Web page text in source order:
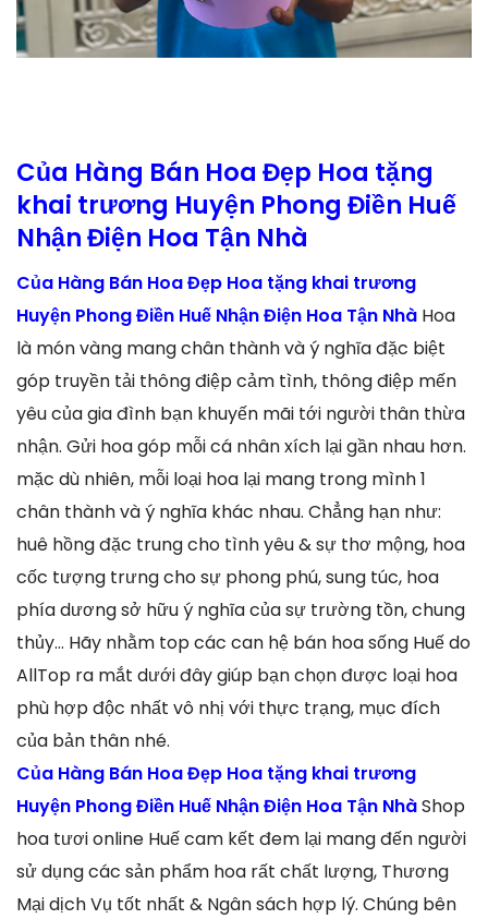
Của Hàng Bán Hoa Đẹp Hoa tặng
khai trương Huyện Phong Điền Huế
Nhận Điện Hoa Tận Nhà
Của Hàng Bán Hoa Đẹp Hoa tặng khai trương
Huyện Phong Điền Huế Nhận Điện Hoa Tận Nhà Hoa
là món vàng mang chân thành và ý nghĩa đặc biệt
góp truyền tải thông điệp cảm tình, thông điệp mến
yêu của gia đình bạn khuyến mãi tới người thân thừa
nhận. Gửi hoa góp mỗi cá nhân xích lại gần nhau hơn.
mặc dù nhiên, mỗi loại hoa lại mang trong mình 1
chân thành và ý nghĩa khác nhau. Chẳng hạn như:
huê hồng đặc trung cho tình yêu & sự thơ mộng, hoa
cốc tượng trưng cho sự phong phú, sung túc, hoa
phía dương sở hữu ý nghĩa của sự trường tồn, chung
thủy… Hãy nhằm top các can hệ bán hoa sống Huế do
AllTop ra mắt dưới đây giúp bạn chọn được loại hoa
phù hợp độc nhất vô nhị với thực trạng, mục đích
của bản thân nhé.
Của Hàng Bán Hoa Đẹp Hoa tặng khai trương
Huyện Phong Điền Huế Nhận Điện Hoa Tận NhàShop
hoa tươi online Huế cam kết đem lại mang đến người
sử dụng các sản phẩm hoa rất chất lượng, Thương
Mại dịch Vụ tốt nhất & Ngân sách hợp lý. Chúng bên